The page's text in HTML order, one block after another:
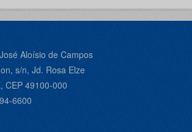
Aloísio de Campos
s/n, Jd. Rosa Elze
CEP 49100-000
6600